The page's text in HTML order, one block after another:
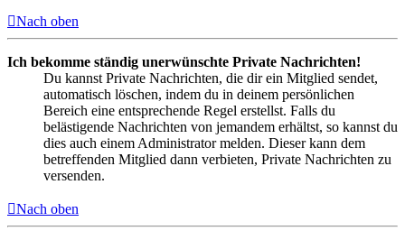
Nach oben
Ich bekomme ständig unerwünschte Private Nachrichten!
Du kannst Private Nachrichten, die dir ein Mitglied sendet,
automatisch löschen, indem du in deinem persönlichen
Bereich eine entsprechende Regel erstellst. Falls du
belästigende Nachrichten von jemandem erhältst, so kannst du
dies auch einem Administrator melden. Dieser kann dem
betreffenden Mitglied dann verbieten, Private Nachrichten zu
versenden.
Nach oben